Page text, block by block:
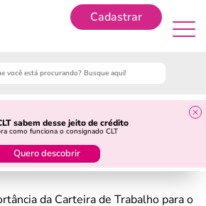
Cadastrar
sabem desse jeito de crédito
como funciona o consignado CLT
Quero descobrir
da Carteira de Trabalho para o